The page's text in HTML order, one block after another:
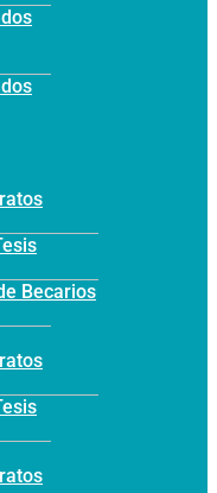
Becarios